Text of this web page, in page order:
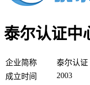
泰尔认证中
企业简称 泰尔认证
成立时间
2003